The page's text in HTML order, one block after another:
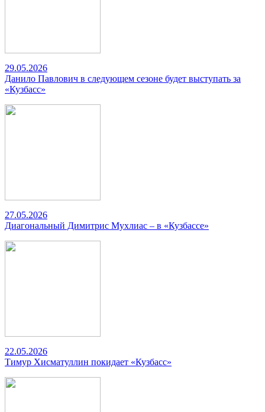
29.05.2026
Данило Павлович в следующем сезоне будет выступать за
«Кузбасс»
27.05.2026
Диагональный Димитрис Мухлиас – в «Кузбассе»
22.05.2026
Тимур Хисматуллин покидает «Кузбасс»